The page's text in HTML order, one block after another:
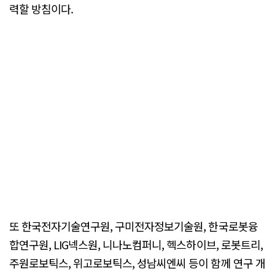
력할 방침이다.
또 한국전자기술연구원, 구미전자정보기술원, 한국로봇융
합연구원, LIG넥스원, 니나노컴퍼니, 헥스하이브, 로봇트리,
주원로보틱스, 위고로보틱스, 성남씨엔씨 등이 함께 연구 개